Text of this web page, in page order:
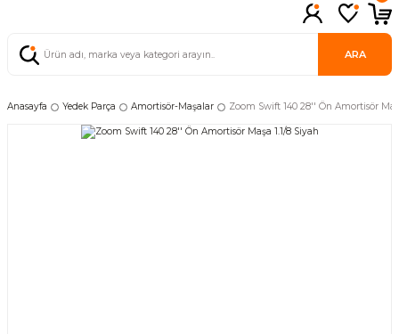
ARA
Anasayfa Yedek Parça Amortisör-Maşalar Zoom Swift 140 28'' Ön Amortisör